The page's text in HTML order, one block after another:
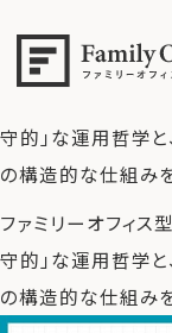
初めて
ご利用
事例紹
エキス
の資産運用とは？
守的」な運用哲学と
の構造的な仕組み
ファミリーオフィ
守的」な運用哲学と
の構造的な仕組み